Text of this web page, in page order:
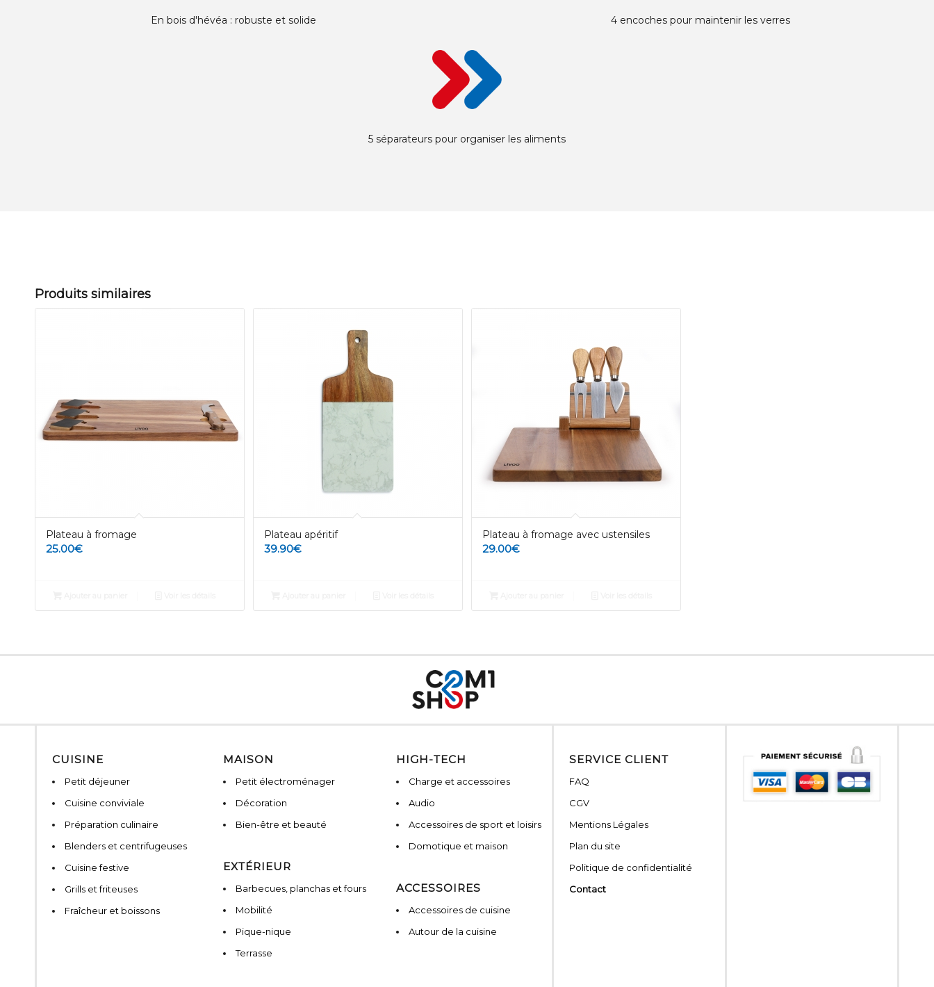
En bois d'hévéa : robuste et solide 4 encoches pour maintenir les verres
5 séparateurs pour organiser les aliments
Produits similaires
Plateau à fromage
25.00€
Plateau apéritif
39.90€
Plateau à fromage avec ustensiles
29.00€
CUISINE
Petit déjeuner
Cuisine conviviale
Préparation culinaire
Blenders et centrifugeuses
Cuisine festive
Grills et friteuses
Fraîcheur et boissons
MAISON
Petit électroménager
Décoration
Bien-être et beauté
EXTÉRIEUR
Barbecues, planchas et fours
Mobilité
Pique-nique
Terrasse
HIGH-TECH
Charge et accessoires
Audio
Accessoires de sport et loisirs
Domotique et maison
ACCESSOIRES
Accessoires de cuisine
Autour de la cuisine
SERVICE CLIENT
FAQ
CGV
Mentions Légales
Plan du site
Politique de confidentialité
Contact